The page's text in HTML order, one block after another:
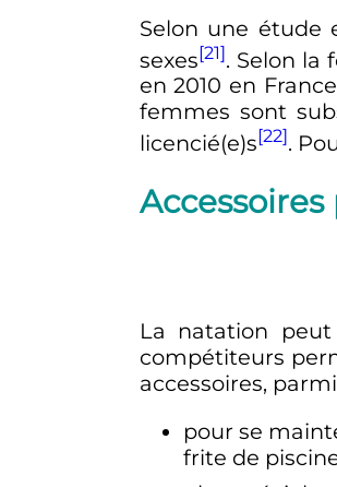
Selon une étude
sexes[21]. Selon la
en 2010 en
femmes sont
licencié(e)s[22].
La natation
compétiteurs
accessoires,
pour se
frite de